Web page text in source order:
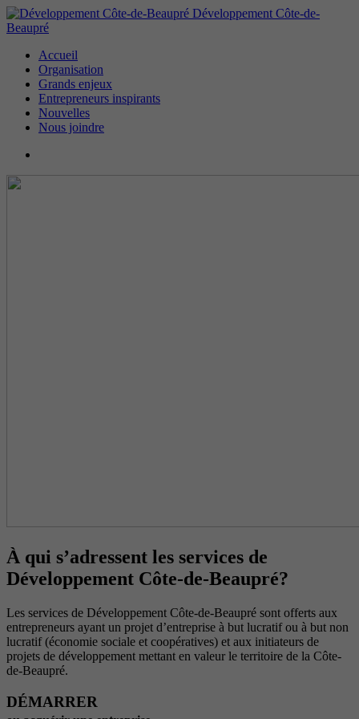
Développement Côte-de-
Beaupré
Accueil
Organisation
Grands enjeux
Entrepreneurs inspirants
Nouvelles
Nous joindre
À qui s’adressent les services de
Développement Côte-de-Beaupré?
Les services de Développement Côte-de-Beaupré sont offerts aux
entrepreneurs ayant un projet d’entreprise à but lucratif ou à but non
lucratif (économie sociale et coopératives) et aux initiateurs de
projets de développement mettant en valeur le territoire de la Côte-
de-Beaupré.
DÉMARRER